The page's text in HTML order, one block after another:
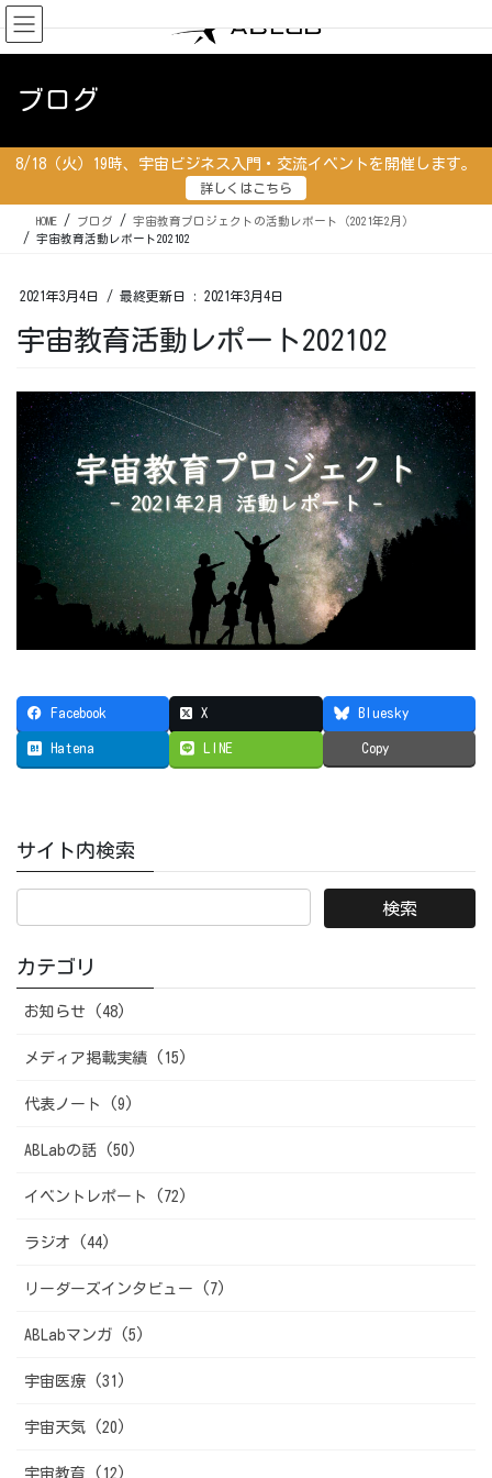
コ
ン
テ
移
ナ
ビ
ゲ
ン
ブログ
8/18（火）19時、宇宙ビジネス入門・交流イベントを開催します。
詳しくはこちら
HOME ブログ
宇宙教育プロジェクトの活動レポート（2021年2月）
宇宙教育活動レポート202102
2021年3月4日 / 最終更新日 : 2021年3月4日
宇宙教育活動レポート202102
Facebook X Bluesky
Hatena LINE Copy
サイト内検索
カテゴリ
お知らせ (48)
メディア掲載実績 (15)
代表ノート (9)
ABLabの話 (50)
イベントレポート (72)
ラジオ (44)
リーダーズインタビュー (7)
ABLabマンガ (5)
宇宙医療 (31)
宇宙天気 (20)
宇宙教育 (12)